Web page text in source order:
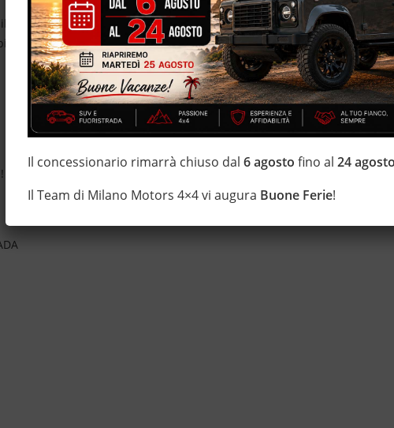
di estensione della garanzia con i leader del mercato ''Opteven'' e
di 20 anni Numeri Uno Nei Fuoristrada con un' esposizione da più di
Il concessionario rimarrà chiuso dal6 agosto fino al24
Il Team di Milano Motors 4×4 vi augura Buone Ferie!